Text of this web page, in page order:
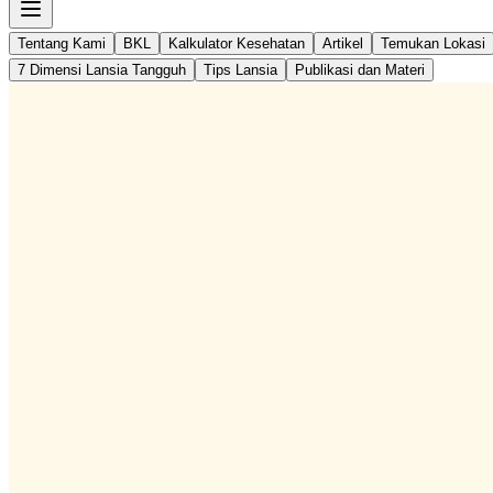
Tentang Kami BKL Kalkulator Kesehatan Artikel Temukan Lokasi
7 Dimensi Lansia Tangguh
Tips Lansia Publikasi dan Materi